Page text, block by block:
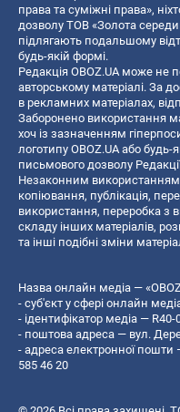
права та суміжні права»,
дозволу ТОВ «Золота
підлягають подальшому
будь-якій формі.
Редакція OBOZ.UA може не
авторському матеріалі. За
в рекламних матеріалах,
Заборонено використання
хоч із зазначенням
логотипу OBOZ.UA або будь-
письмового дозволу
Незаконним використанням
копiювання, публiкацiя,
використання, переробка
складу інших матеріалів,
та інші подібні зміни
Назва онлайн медіа —
- суб'єкт у сфері онлайн
- ідентифікатор медіа — R40-
- поштова адреса — вул.
- адреса електронної пошти
585 46 20